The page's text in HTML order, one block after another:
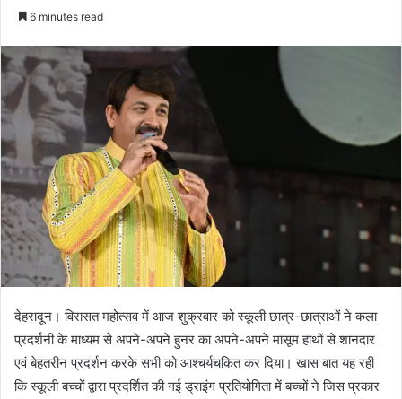
d
n
e
m
i
l
6 minutes read
देहरादून। विरासत महोत्सव में आज शुक्रवार को स्कूली छात्र-छात्राओं ने कला
प्रदर्शनी के माध्यम से अपने-अपने हुनर का अपने-अपने मासूम हाथों से शानदार
एवं बेहतरीन प्रदर्शन करके सभी को आश्चर्यचकित कर दिया। खास बात यह रही
कि स्कूली बच्चों द्वारा प्रदर्शित की गई ड्राइंग प्रतियोगिता में बच्चों ने जिस प्रकार